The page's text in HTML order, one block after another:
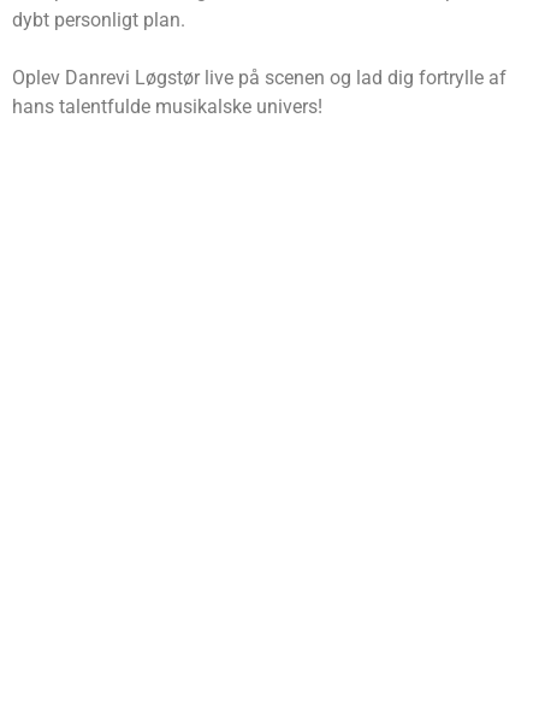
dybt personligt plan.
Oplev Danrevi Løgstør live på scenen og lad dig fortrylle af
hans talentfulde musikalske univers!